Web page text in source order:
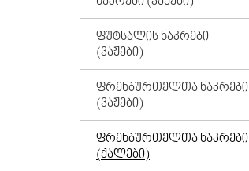
ᲤᲣᲢᲡᲐᲚᲘᲡ ᲜᲐᲙᲠᲔᲑᲘ
(ᲕᲐᲟᲔᲑᲘ)
ᲤᲠᲔᲜᲑᲣᲠᲗᲔᲚᲗᲐ ᲜᲐᲙᲠᲔᲑᲘ
(ᲕᲐᲟᲔᲑᲘ)
ᲤᲠᲔᲜᲑᲣᲠᲗᲔᲚᲗᲐ ᲜᲐᲙᲠᲔᲑᲘ
(ᲥᲐᲚᲔᲑᲘ)